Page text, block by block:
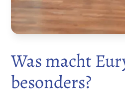
Was macht
besonders?